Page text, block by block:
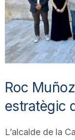
a
r
r
Roc
estratègic
L’alcalde de la